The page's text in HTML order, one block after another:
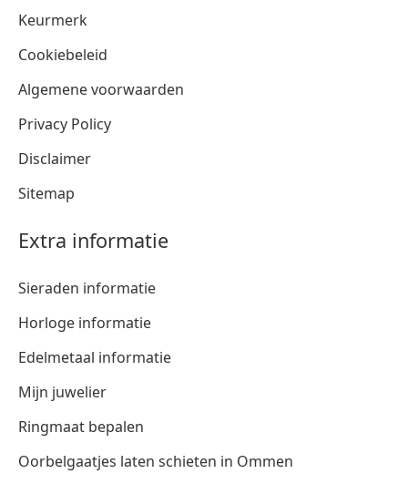
Keurmerk
Cookiebeleid
Algemene voorwaarden
Privacy Policy
Disclaimer
Sitemap
Extra informatie
Sieraden informatie
Horloge informatie
Edelmetaal informatie
Mijn juwelier
Ringmaat bepalen
Oorbelgaatjes laten schieten in Ommen